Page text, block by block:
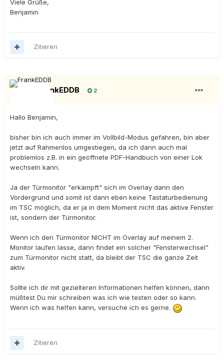
Viele Grüße,
Benjamin
Zitieren
FrankEDDB 2
Hallo Benjamin,
bisher bin ich auch immer im Vollbild-Modus gefahren, bin aber
jetzt auf Rahmenlos umgestiegen, da ich dann auch mal
problemlos z.B. in ein geöffnete PDF-Handbuch von einer Lok
wechseln kann.
Ja der Türmonitor "erkämpft" sich im Overlay dann den
Vordergrund und somit ist dann eben keine Tastaturbedienung
im TSC möglich, da er ja in dem Moment nicht das aktive Fenster
ist, sondern der Türmonitor.
Wenn ich den Türmonitor NICHT im Overlay auf meinem 2.
Monitor laufen lasse, dann findet ein solcher "Fensterwechsel"
zum Türmonitor nicht statt, da bleibt der TSC die ganze Zeit
aktiv.
Sollte ich dir mit gezielteren Informationen helfen können, dann
müßtest Du mir schreiben was ich wie testen oder so kann.
Wenn ich was helfen kann, versuche ich es gerne.
Zitieren